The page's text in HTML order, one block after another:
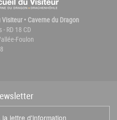
• Caverne du Dragon
RD 18 CD
Foulon
letter
lettre d'information